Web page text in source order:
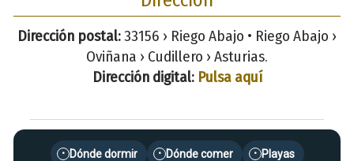
Dirección postal:33156 › Riego Abajo • Riego Abajo ›
Oviñana › Cudillero › Asturias.
Dirección digital: Pulsa aquí
• Dónde dormir • Dónde comer • Playas